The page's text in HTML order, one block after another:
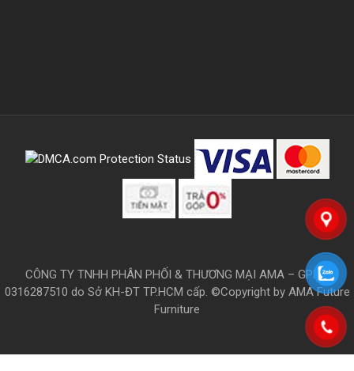
CÔNG TY TNHH PHÂN PHỐI & THƯƠNG MẠI AMA – GPKD:
0316287510 do Sở KH-ĐT TP.HCM cấp. ©Copyright by AMA Future
Furniture